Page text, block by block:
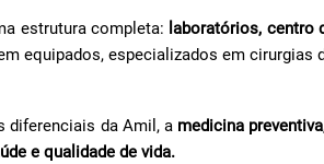
estrutura completa: laboratórios, centro
equipados, especializados em cirurgias
diferenciais da Amil, a medicina
e qualidade de vida.